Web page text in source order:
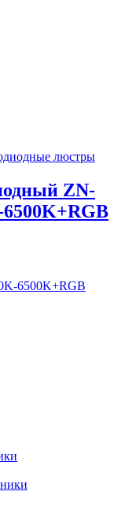
люстры
ZN-
6500K+RGB